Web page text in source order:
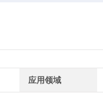
应用领域